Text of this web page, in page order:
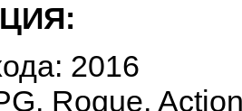
2016
Rogue,